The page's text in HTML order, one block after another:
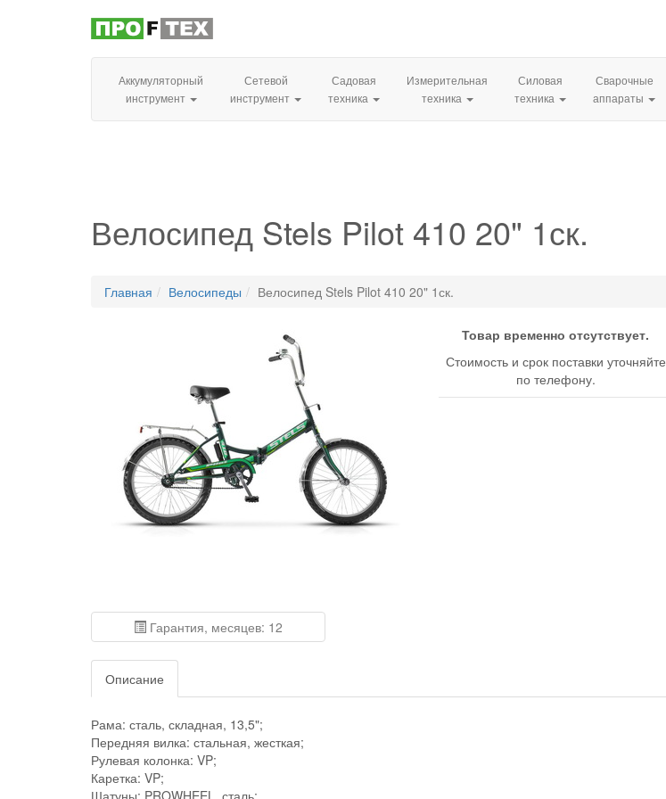
Аккумуляторный
инструмент
Сетевой
инструмент
Садовая
техника
Измерительная
техника
Силовая
техника
Сварочные
аппараты
Велосипед Stels Pilot 410 20" 1ск.
Главная Велосипеды Велосипед Stels Pilot 410 20" 1ск.
Товар временно отсутствует.
Стоимость и срок поставки уточняйте
по телефону.
Гарантия, месяцев: 12
Описание
Рама: сталь, складная, 13,5";
Передняя вилка: стальная, жесткая;
Рулевая колонка: VP;
Каретка: VP;